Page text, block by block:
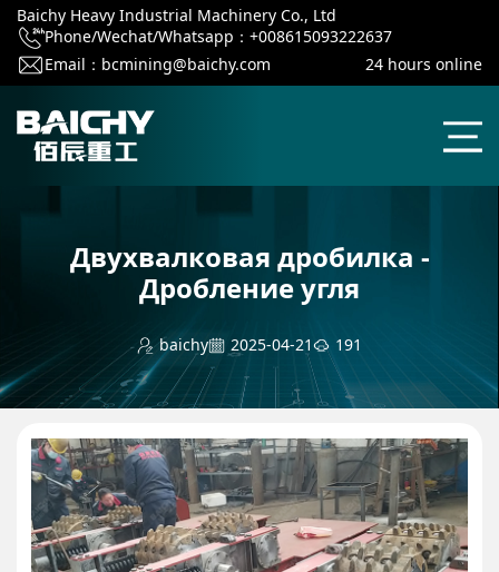
Baichy Heavy Industrial Machinery Co., Ltd
Phone/Wechat/Whatsapp：+008615093222637
Email： bcmining@baichy.com 24 hours online
Двухвалковая дробилка -
Дробление угля
baichy 2025-04-21 191